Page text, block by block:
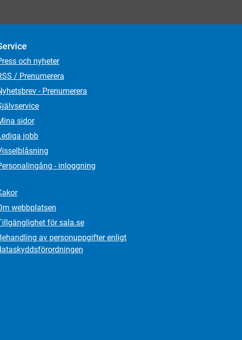
och nyheter
/ Prenumerera
- Prenumerera
sidor
jobb
- inloggning
webbplatsen
för sala.se
av personuppgifter enligt